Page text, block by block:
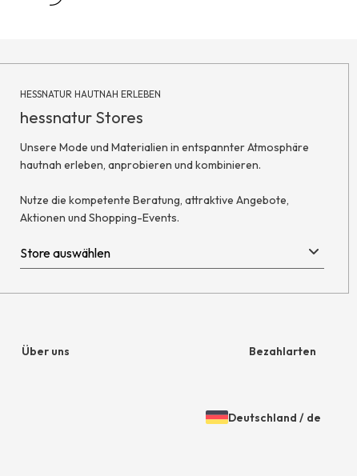
HESSNATUR HAUTNAH ERLEBEN
hessnatur Stores
Unsere Mode und Materialien in entspannter Atmosphäre
hautnah erleben, anprobieren und kombinieren.
Nutze die kompetente Beratung, attraktive Angebote,
Aktionen und Shopping-Events.
Über uns Bezahlarten
Amazon Pay
Öffnen
Gewähltes
Deutschland / de